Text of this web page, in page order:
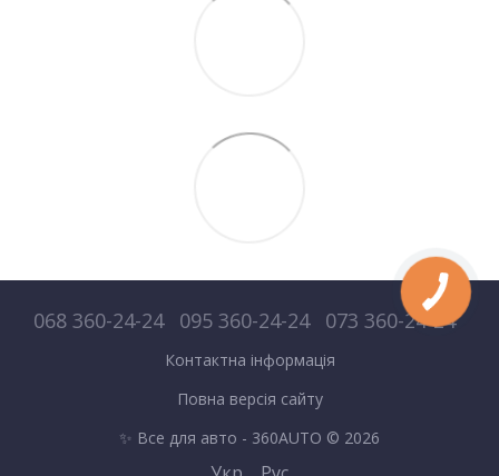
068 360-24-24 095 360-24-24 073 360-24-24
Контактна інформація
Повна версія сайту
✨ Все для авто - 360AUTO © 2026